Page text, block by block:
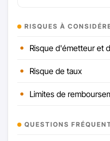
RISQUES À
Risque d'émetteur et
Risque de taux
Limites de
QUESTIONS